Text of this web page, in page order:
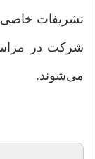
تشریفات
شرکت در
مى‌شوند.